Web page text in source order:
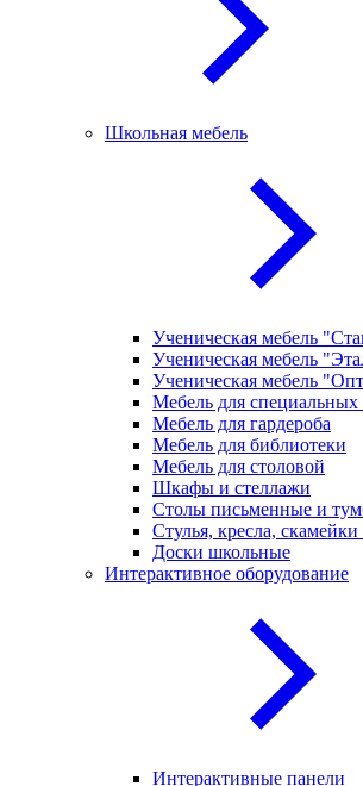
Школьная мебель
Ученическая мебель
Ученическая мебель
Ученическая мебель
Мебель для специальных
Мебель для гардероба
Мебель для библиотеки
Мебель для столовой
Шкафы и стеллажи
Столы письменные и
Стулья, кресла,
Доски школьные
Интерактивное оборудование
Интерактивные панели